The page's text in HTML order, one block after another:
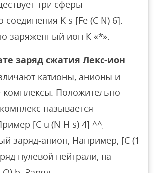
три сферы
соединения K s [Fe (C N) 6].
заряженный ион К «*».
заряд сжатия Лекс-ион
катионы, анионы и
комплексы. Положительно
называется
[C u (N H s) 4] ^^,
заряд-анион, Например, [С (1
нулевой нейтрали, на